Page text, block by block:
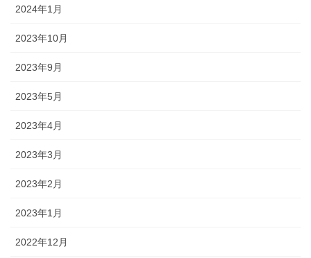
2024年1月
2023年10月
2023年9月
2023年5月
2023年4月
2023年3月
2023年2月
2023年1月
2022年12月